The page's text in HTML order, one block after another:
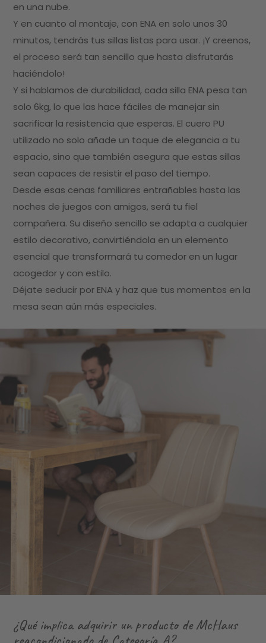
en una nube.
Y en cuanto al montaje, con ENA en solo unos 30
minutos, tendrás tus sillas listas para usar. ¡Y creenos,
el proceso será tan sencillo que hasta disfrutarás
haciéndolo!
Y si hablamos de durabilidad, cada silla ENA pesa tan
solo 6kg, lo que las hace fáciles de manejar sin
sacrificar la resistencia que esperas. El cuero PU
utilizado no solo añade un toque de elegancia a tu
espacio, sino que también asegura que estas sillas
sean capaces de resistir el paso del tiempo.
Desde esas cenas familiares entrañables hasta las
noches de juegos con amigos, será tu fiel
compañera. Su diseño sencillo se adapta a cualquier
estilo decorativo, convirtiéndola en un elemento
esencial que transformará tu comedor en un lugar
acogedor y con estilo.
Déjate seducir por ENA y haz que tus momentos en la
mesa sean aún más especiales.
¿Qué implica adquirir un producto de McHaus